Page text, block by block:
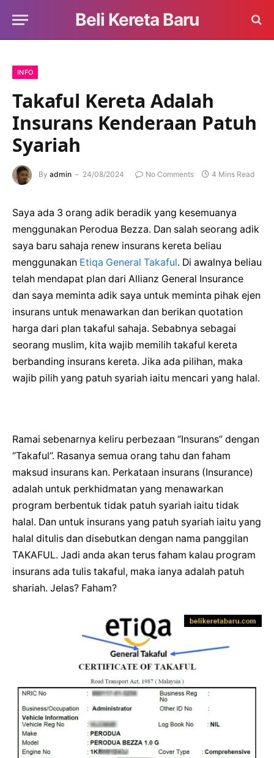
Beli Kereta Baru
INFO
Takaful Kereta Adalah
Insurans Kenderaan Patuh
Syariah
By admin 24/08/2024 No Comments 4 Mins Read
Saya ada 3 orang adik beradik yang kesemuanya
menggunakan Perodua Bezza. Dan salah seorang adik
saya baru sahaja renew insurans kereta beliau
menggunakan Etiqa General Takaful. Di awalnya beliau
telah mendapat plan dari Allianz General Insurance
dan saya meminta adik saya untuk meminta pihak ejen
insurans untuk menawarkan dan berikan quotation
harga dari plan takaful sahaja. Sebabnya sebagai
seorang muslim, kita wajib memilih takaful kereta
berbanding insurans kereta. Jika ada pilihan, maka
wajib pilih yang patuh syariah iaitu mencari yang halal.
Ramai sebenarnya keliru perbezaan “Insurans” dengan
“Takaful”. Rasanya semua orang tahu dan faham
maksud insurans kan. Perkataan insurans (Insurance)
adalah untuk perkhidmatan yang menawarkan
program berbentuk tidak patuh syariah iaitu tidak
halal. Dan untuk insurans yang patuh syariah iaitu yang
halal ditulis dan disebutkan dengan nama panggilan
TAKAFUL. Jadi anda akan terus faham kalau program
insurans ada tulis takaful, maka ianya adalah patuh
shariah. Jelas? Faham?